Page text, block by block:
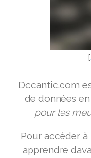
[
Docantic.com
de données
pour les
Pour accéder à
apprendre